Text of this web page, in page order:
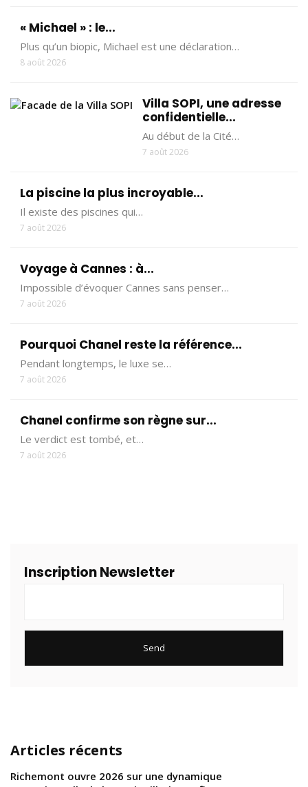
« Michael » : le...
Plus qu’un biopic, Michael est une déclaration…
8 août 2026
Villa SOPI, une adresse
confidentielle...
Au début de la Cité…
7 août 2026
La piscine la plus incroyable...
Il existe des piscines qui…
7 août 2026
Voyage à Cannes : à...
Impossible d’évoquer Cannes sans penser…
7 août 2026
Pourquoi Chanel reste la référence...
Pendant longtemps, le luxe se…
7 août 2026
Chanel confirme son règne sur...
Le verdict est tombé, et…
7 août 2026
Inscription Newsletter
Articles récents
Richemont ouvre 2026 sur une dynamique